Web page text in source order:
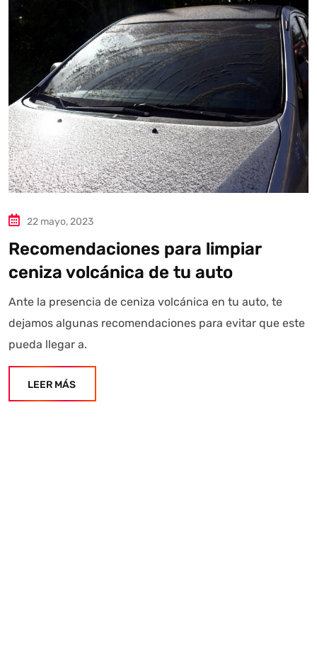
22 mayo, 2023
Recomendaciones para limpiar
ceniza volcánica de tu auto
Ante la presencia de ceniza volcánica en tu auto, te
dejamos algunas recomendaciones para evitar que este
pueda llegar a.
LEER MÁS
Autoanalítica IA Agente Inteligente
Estoy aquí para encontrar lo que necesitas. ¿Qué estás
buscando? "Este asistente con IA (OpenAI) ofrece
información referencial que puede contener errores.
Asistente con IA en desarrollo. Autoanalítica optimiza
diariamente su exactitud."